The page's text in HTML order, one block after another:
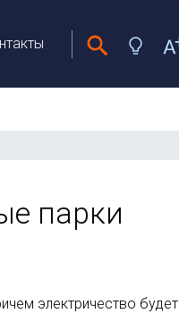
парки
электричество будет